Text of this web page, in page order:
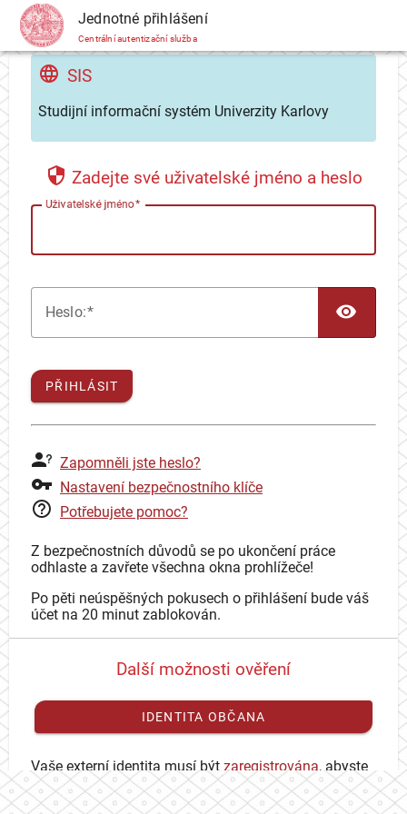
CAS Jednotné přihlášení
Centrální autentizační služba
SIS
Studijní informační systém Univerzity Karlovy
Zadejte své uživatelské jméno a heslo
Uživatelské jméno
Heslo:
PŘIHLÁSIT
Zapomněli jste heslo?
Nastavení bezpečnostního klíče
Potřebujete pomoc?
Z bezpečnostních důvodů se po ukončení práce
odhlaste a zavřete všechna okna prohlížeče!
Po pěti neúspěšných pokusech o přihlášení bude váš
účet na 20 minut zablokován.
Další možnosti ověření
IDENTITA OBČANA
Vaše externí identita musí být zaregistrována, abyste
se mohli přihlásit ke svému CAS účtu.